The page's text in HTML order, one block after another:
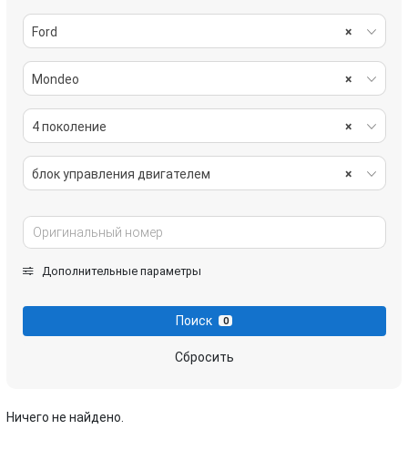
×
Ford
×
Mondeo
×
4 поколение
×
блок управления двигателем
Дополнительные параметры
Поиск 0
Сбросить
Ничего не найдено.